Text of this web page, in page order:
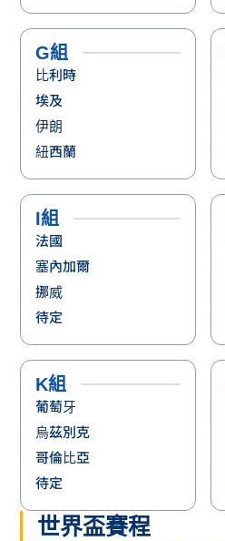
G組
比利時
埃及
伊朗
紐西蘭
I組
法國
塞內加爾
挪威
待定
K組
葡萄牙
烏茲別克
哥倫比亞
待定
世界盃賽程